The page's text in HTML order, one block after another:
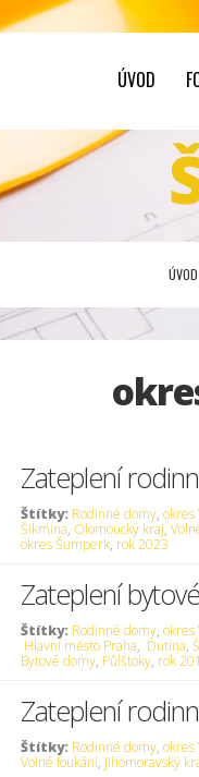
ÚVOD
ÚVOD
Zateplení
Štítky: Rodinné domy, okres
Šikmina, Olomoucký kraj,
okres Šumperk, rok 2023
Zateplení
Štítky: Rodinné domy, okres
Hlavní město Praha, Dutina,
Bytové domy, Půlštoky, rok
Zateplení
Štítky: Rodinné domy, okres
Volné foukání, Jihomoravský